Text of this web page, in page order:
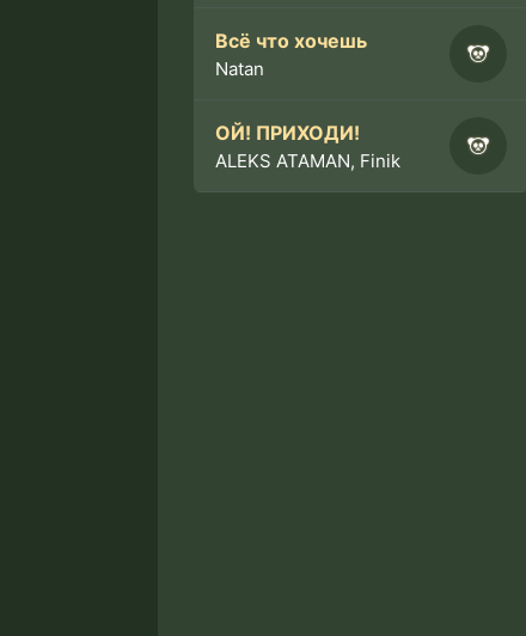
Всё что хочешь
Natan
ОЙ! ПРИХОДИ!
ALEKS ATAMAN, Finik